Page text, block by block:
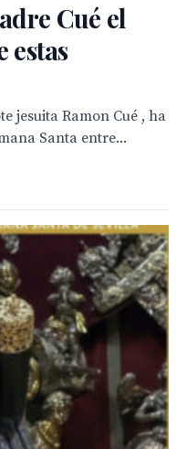
Cué el
estas
jesuita Ramon Cué , ha
Santa entre...